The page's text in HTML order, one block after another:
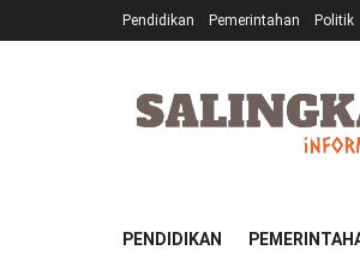
Pendidikan Pemerintahan Politik
PENDIDIKAN